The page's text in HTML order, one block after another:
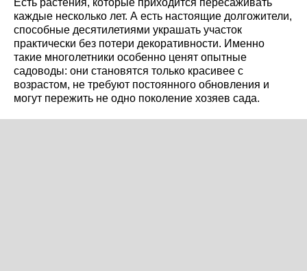
Есть растения, которые приходится пересаживать
каждые несколько лет. А есть настоящие долгожители,
способные десятилетиями украшать участок
практически без потери декоративности. Именно
такие многолетники особенно ценят опытные
садоводы: они становятся только красивее с
возрастом, не требуют постоянного обновления и
могут пережить не одно поколение хозяев сада.